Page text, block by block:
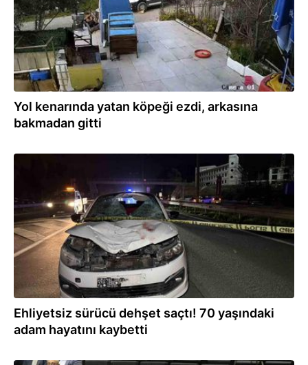
Yol kenarında yatan köpeği ezdi, arkasına
bakmadan gitti
Ehliyetsiz sürücü dehşet saçtı! 70 yaşındaki
adam hayatını kaybetti